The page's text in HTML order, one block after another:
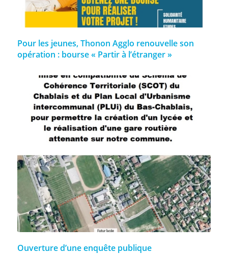
Pour les jeunes, Thonon Agglo renouvelle son
opération : bourse « Partir à l’étranger »
Ouverture d’une enquête publique